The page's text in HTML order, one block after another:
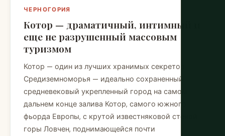
ЧЕРНОГОРИЯ
Котор — драматичный, интимный и
еще не разрушенный массовым
туризмом
Котор — один из лучших хранимых секретов
Средиземноморья — идеально сохраненный
средневековый укрепленный город на самом
дальнем конце залива Котор, самого южного
фьорда Европы, с крутой известняковой стеной
горы Ловчен, поднимающейся почти